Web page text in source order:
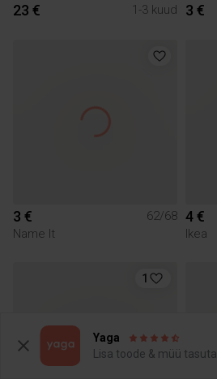
23 € 1-3 kuud 3 €
3 €
62/68
Name It
4 €
Ikea
1
Yaga
Lisa toode & müü tasuta